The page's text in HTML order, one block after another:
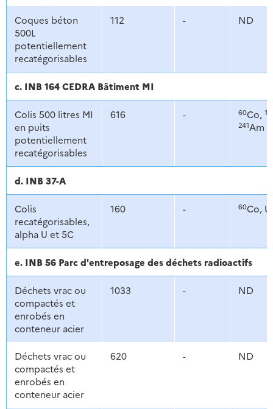
Coques béton
500L
potentiellement
recatégorisables
112 - ND
c. INB 164 CEDRA Bâtiment MI
Colis 500 litres MI
en puits
potentiellement
recatégorisables
616 - 60Co,
241Am
d. INB 37-A
Colis
recatégorisables,
alpha U et 5C
160 - 60Co, U
e. INB 56 Parc d'entreposage des déchets radioactifs
Déchets vrac ou
compactés et
enrobés en
conteneur acier
1033 - ND
Déchets vrac ou
compactés et
enrobés en
conteneur acier
620 - ND